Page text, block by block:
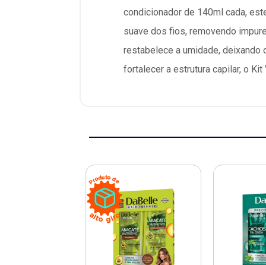
condicionador de 140ml cada,
suave dos fios, removendo
restabelece a umidade, deixando
fortalecer a estrutura capilar, o